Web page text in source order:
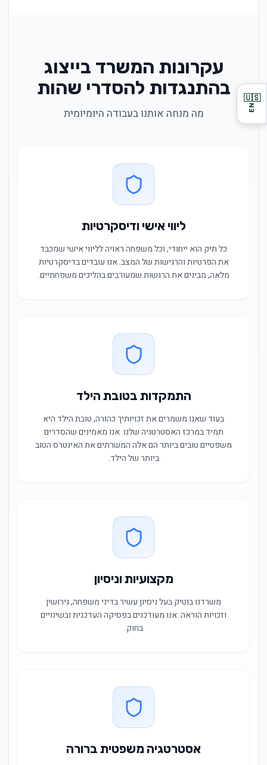
עקרונות המשרד בייצוג
בהתנגדות להסדרי שהות
מה מנחה אותנו בעבודה היומיומית
ליווי אישי ודיסקרטיות
כל תיק הוא ייחודי, וכל משפחה ראויה לליווי אישי שמכבד
את הפרטיות והרגישות של המצב. אנו עובדים בדיסקרטיות
מלאה, מבינים את הרגשות שמעורבים בהליכים משפחתיים.
התמקדות בטובת הילד
בעוד שאנו משמרים את זכויותיך כהורה, טובת הילד היא
תמיד במרכז האסטרטגיה שלנו. אנו מאמינים שהסדרים
משפטיים טובים ביותר הם אלה המשרתים את האינטרס הטוב
ביותר של הילד.
מקצועיות וניסיון
משרדנו בוטיק בעל ניסיון עשיר בדיני משפחה, גירושין
וזכויות הוראה. אנו מעודכנים בפסיקה העדכנית ובשינויים
בחוק.
אסטרטגיה משפטית ברורה
🇺🇸
EN